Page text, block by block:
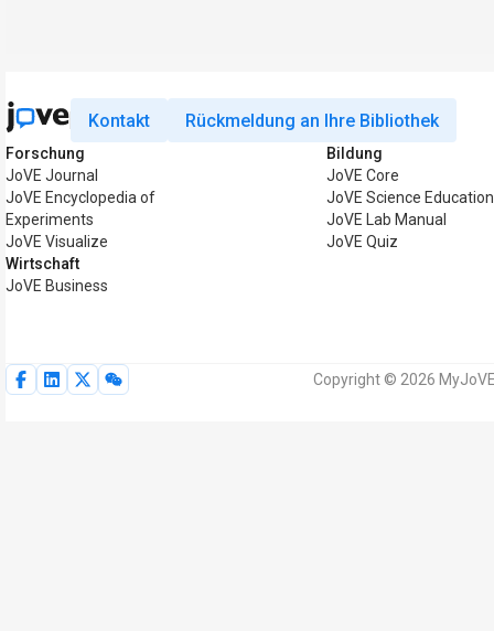
Kontakt Rückmeldung an Ihre Bibliothek
Forschung
JoVE Journal
JoVE Encyclopedia of
Experiments
JoVE Visualize
Wirtschaft
JoVE Business
Bildung
JoVE Core
JoVE Science Education
JoVE Lab Manual
JoVE Quiz
Copyright © 2026